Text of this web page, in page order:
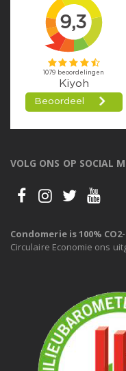
VOLG ONS OP SOCIAL
Condomerie is 100%
Circulaire Economie ons